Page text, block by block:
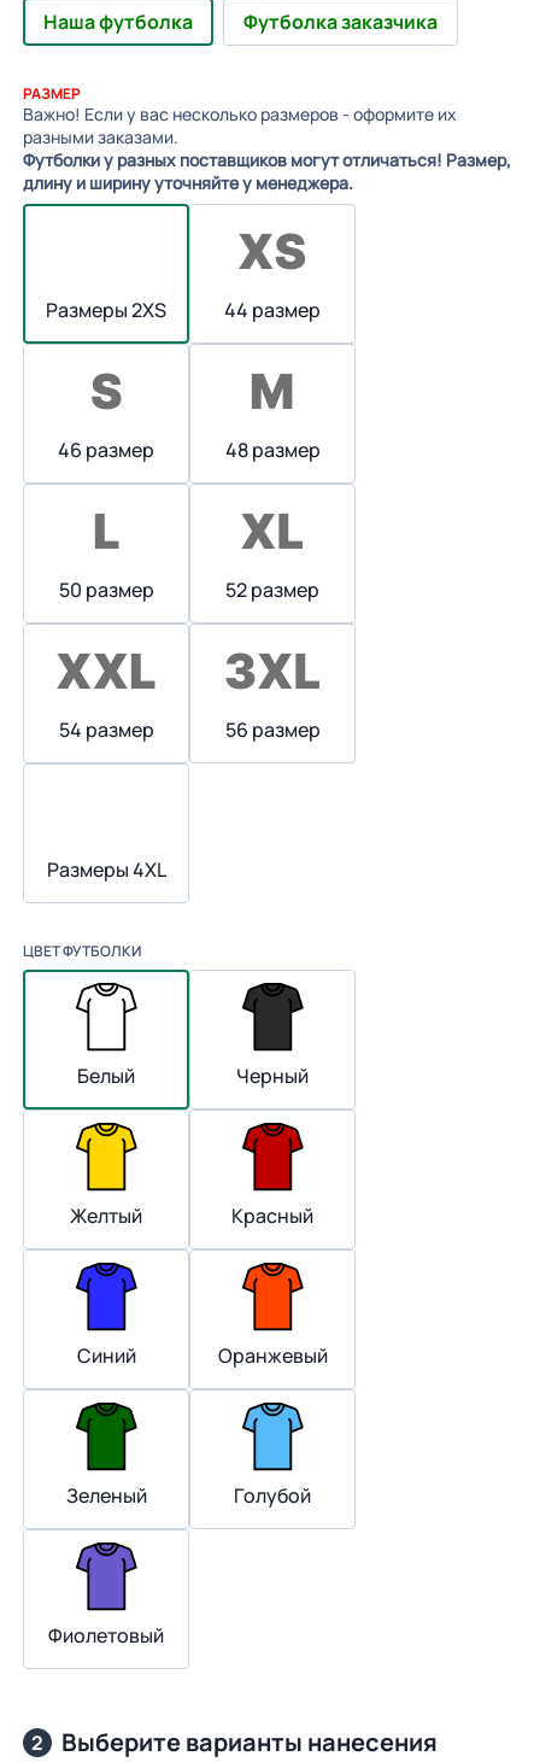
Наша футболка Футболка заказчика
РАЗМЕР
Важно! Если у вас несколько размеров - оформите их
разными заказами.
Футболки у разных поставщиков могут отличаться! Размер,
длину и ширину уточняйте у менеджера.
Размеры 2XS 44 размер
46 размер 48 размер
50 размер 52 размер
54 размер 56 размер
Размеры 4XL
ЦВЕТ ФУТБОЛКИ
Белый Черный
Желтый Красный
Синий Оранжевый
Зеленый Голубой
Фиолетовый
2 Выберите варианты нанесения